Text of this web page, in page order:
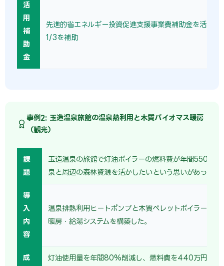
活
用
補
助
金
先進的省エネルギー投資促進支援事業費補助金を活用し
1/3を補助
事例2: 玉造温泉旅館の温泉熱利用と木質バイオマス暖房
（観光）
課
題
玉造温泉の旅館で灯油ボイラーの燃料費が年間550万円
泉と周辺の森林資源を活かしたいという思いがあった。
導
入
内
容
温泉排熱利用ヒートポンプと木質ペレットボイラーを組
暖房・給湯システムを構築した。
成
灯油使用量を年間80%削減し、燃料費を440万円削減